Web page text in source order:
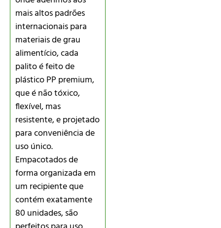
mais altos padrões
internacionais para
materiais de grau
alimentício, cada
palito é feito de
plástico PP premium,
que é não tóxico,
flexível, mas
resistente, e projetado
para conveniência de
uso único.
Empacotados de
forma organizada em
um recipiente que
contém exatamente
80 unidades, são